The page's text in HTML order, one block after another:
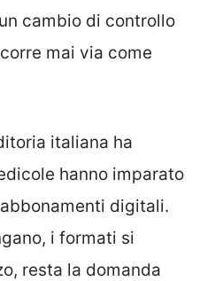
cambio di controllo
mai via come
italiana ha
hanno imparato
digitali.
i formati si
resta la domanda